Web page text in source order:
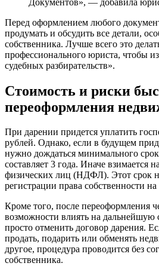
Перед оформлением любого
продумать и обсудить все детали,
собственника. Лучше всего это
профессионального юриста, чтобы
судебных разбирательств».
Стоимость и риски
переоформления
При дарении придется уплатить
рублей. Однако, если в будущем
нужно дождаться минимального
составляет 3 года. Иначе взимается
физических лиц (НДФЛ). Этот срок
регистрации права собственности
Кроме того, после переоформления
возможности влиять на дальнейшую
просто отменить договор дарения.
продать, подарить или обменять
другое, процедура проводится без
собственника.